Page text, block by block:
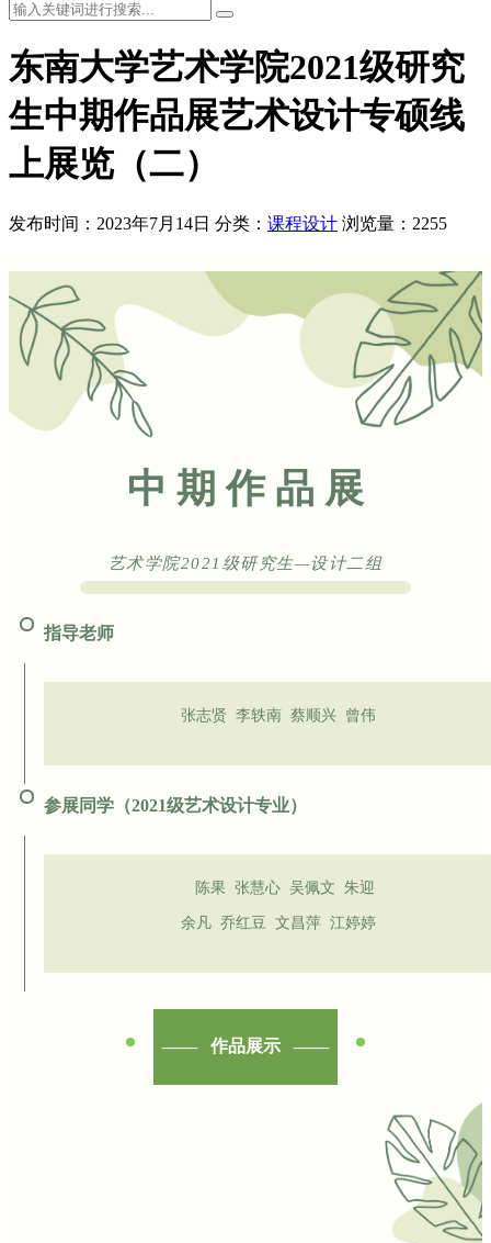
东南大学艺术学院2021级研究
生中期作品展艺术设计专硕线
上展览（二）
发布时间：2023年7月14日 分类： 课程设计 浏览量：2255
中 期 作 品 展
艺术学院2021级研究生—设计二组
指导老师
张志贤 李轶南 蔡顺兴 曾伟
参展同学（2021级艺术设计专业）
陈果 张慧心 吴佩文 朱迎
余凡 乔红豆 文昌萍 江婷婷
—— 作品展示 ——